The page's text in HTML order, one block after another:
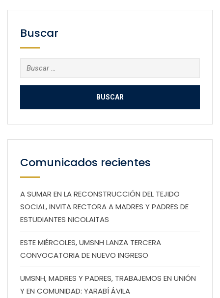
Buscar
Buscar:
Comunicados recientes
A SUMAR EN LA RECONSTRUCCIÓN DEL TEJIDO
SOCIAL, INVITA RECTORA A MADRES Y PADRES DE
ESTUDIANTES NICOLAITAS
ESTE MIÉRCOLES, UMSNH LANZA TERCERA
CONVOCATORIA DE NUEVO INGRESO
UMSNH, MADRES Y PADRES, TRABAJEMOS EN UNIÓN
Y EN COMUNIDAD: YARABÍ ÁVILA